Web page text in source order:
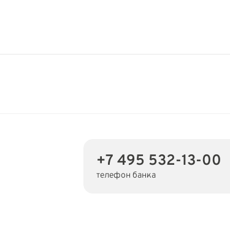
+7 495 532-13-00
телефон банка